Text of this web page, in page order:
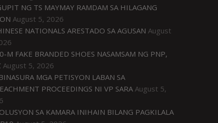
NG TS MAYMAY RAMDAM SA HILAGANG
August 5, 2026
NATIONALS ARESTADO SA AGUSAN August
M FAKE BRANDED SHOES NASAMSAM NG PNP,
August 5, 2026
MGA PETISYON LABAN SA
PROCEEDINGS NI VP SARA August 5,
SA KAMARA INIHAIN BILANG PAGKILALA